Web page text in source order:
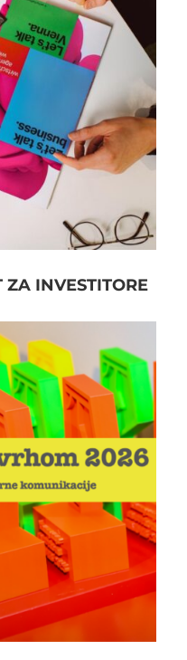
ZA INVESTITORE